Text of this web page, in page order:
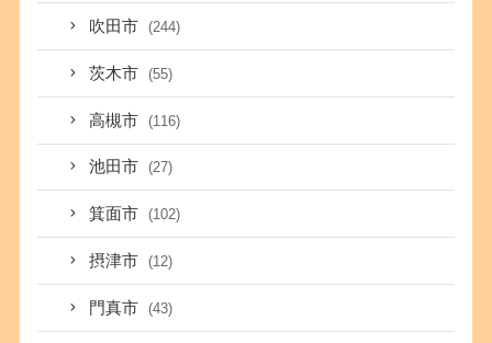
吹田市 (244)
茨木市 (55)
高槻市 (116)
池田市 (27)
箕面市 (102)
摂津市 (12)
門真市 (43)